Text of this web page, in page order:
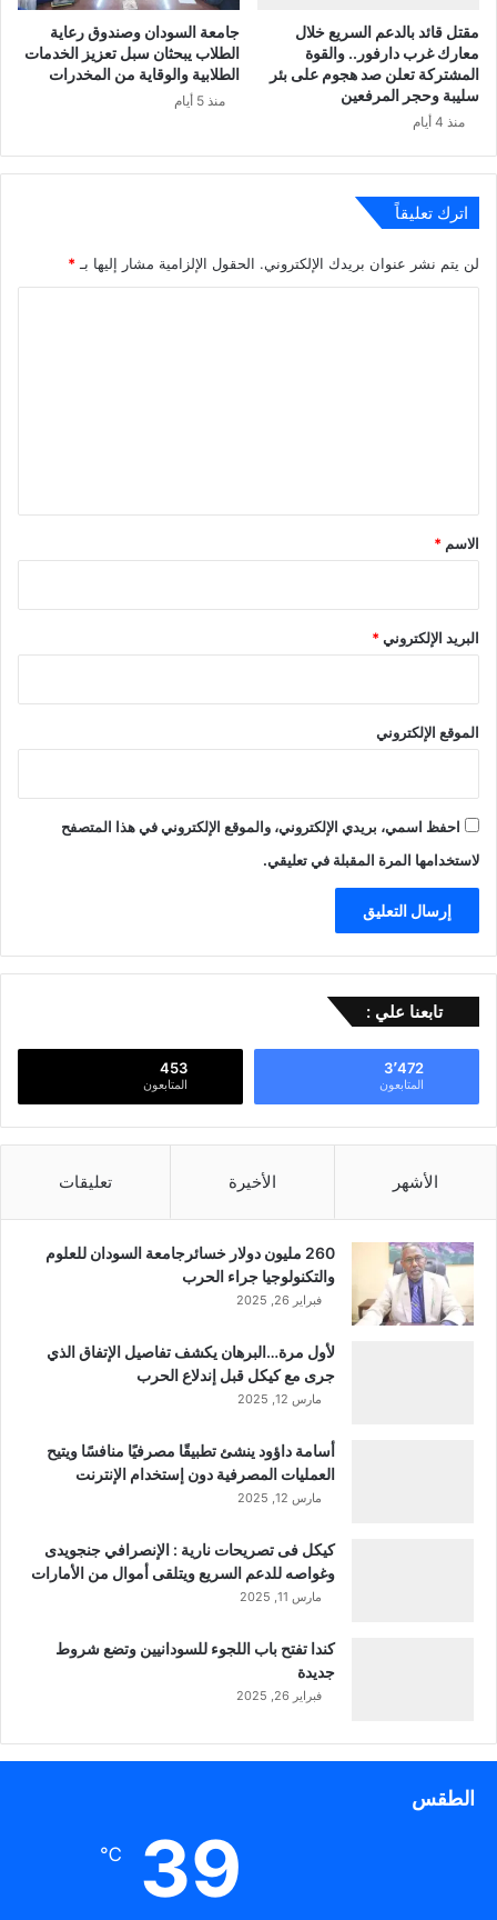
مقتل قائد بالدعم السريع خلال
معارك غرب دارفور.. والقوة
المشتركة تعلن صد هجوم على بئر
سليبة وحجر المرفعين
منذ 4 أيام
جامعة السودان وصندوق رعاية
الطلاب يبحثان سبل تعزيز الخدمات
الطلابية والوقاية من المخدرات
منذ 5 أيام
اترك تعليقاً
لن يتم نشر عنوان بريدك الإلكتروني. الحقول الإلزامية مشار إليها بـ*
*
الاسم *
البريد الإلكتروني*
الموقع الإلكتروني
احفظ اسمي، بريدي الإلكتروني، والموقع الإلكتروني في هذا المتصفح
لاستخدامها المرة المقبلة في تعليقي.
تابعنا علي :
3٬472
المتابعون
453
المتابعون
الأشهر الأخيرة تعليقات
260 مليون دولار خسائرجامعة السودان للعلوم
والتكنولوجيا جراء الحرب
فبراير 26, 2025
لأول مرة…البرهان يكشف تفاصيل الإتفاق الذي
جرى مع كيكل قبل إندلاع الحرب
مارس 12, 2025
أسامة داؤود ينشئ تطبيقًا مصرفيًا منافسًا ويتيح
العمليات المصرفية دون إستخدام الإنترنت
مارس 12, 2025
كيكل فى تصريحات نارية : الإنصرافي جنجويدى
وغواصه للدعم السريع ويتلقى أموال من الأمارات
مارس 11, 2025
كندا تفتح باب اللجوء للسودانيين وتضع شروط
جديدة
فبراير 26, 2025
الطقس
39
℃